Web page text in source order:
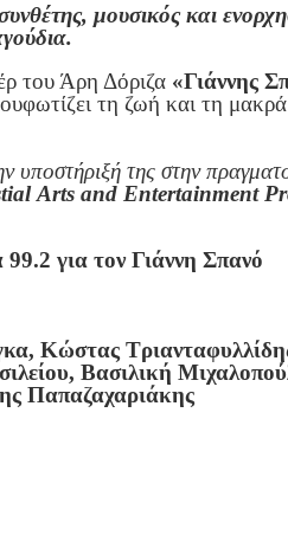
μουσικός και
του Άρη Δόριζα «Γιάννης
τη ζωή και τη
υποστήριξή της στην
Arts and Entertainment
για τον Γιάννη Σπανό
Κώστας
Βασιλική
Παπαζαχαριάκης